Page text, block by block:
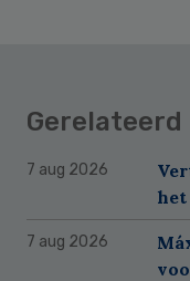
Gerelateerd
7 aug 2026
het
7 aug 2026